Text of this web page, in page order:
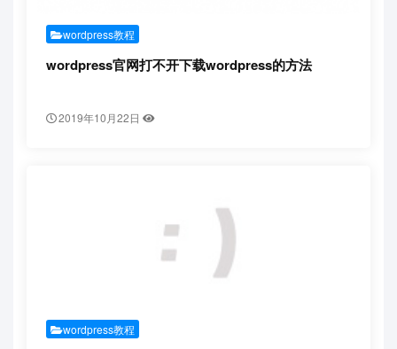
wordpress教程
wordpress官网打不开下载wordpress的方法
2019年10月22日
wordpress教程